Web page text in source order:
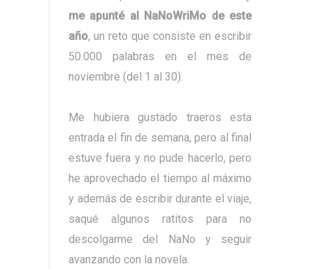
me apunté al NaNoWriMo de este
año, un reto que consiste en escribir
50.000 palabras en el mes de
noviembre (del 1 al 30).
Me hubiera gustado traeros esta
entrada el fin de semana, pero al final
estuve fuera y no pude hacerlo, pero
he aprovechado el tiempo al máximo
y además de escribir durante el viaje,
saqué algunos ratitos para no
descolgarme del NaNo y seguir
avanzando con la novela.